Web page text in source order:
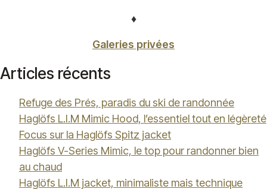
♦
Galeries privées
Articles récents
Refuge des Prés, paradis du ski de randonnée
Haglöfs L.I.M Mimic Hood, l’essentiel tout en légèreté
Focus sur la Haglöfs Spitz jacket
Haglöfs V-Series Mimic, le top pour randonner bien
au chaud
Haglöfs L.I.M jacket, minimaliste mais technique